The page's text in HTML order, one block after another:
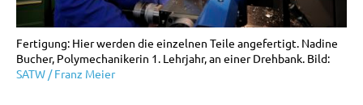
Fertigung: Hier werden die einzelnen Teile angefertigt. Nadine
Bucher, Polymechanikerin 1. Lehrjahr, an einer Drehbank. Bild:
SATW / Franz Meier